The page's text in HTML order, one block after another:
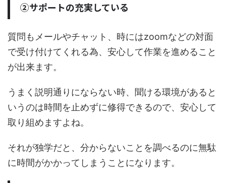
②サポートの充実している
質問もメールやチャット、時にはzoomなどの対面
で受け付けてくれる為、安心して作業を進めること
が出来ます。
うまく説明通りにならない時、聞ける環境があると
いうのは時間を止めずに修得できるので、安心して
取り組めますよね。
それが独学だと、分からないことを調べるのに無駄
に時間がかかってしまうことになります。